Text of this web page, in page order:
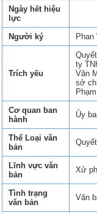
Ngày hết hiệu
lực
Người ký
Phan
Trích yếu
ty
Văn
sở
Cơ quan ban
hành
Ủy
Thể Loại văn
bản
Lĩnh vực văn
bản
Xử
Tình trạng
văn bản
Văn